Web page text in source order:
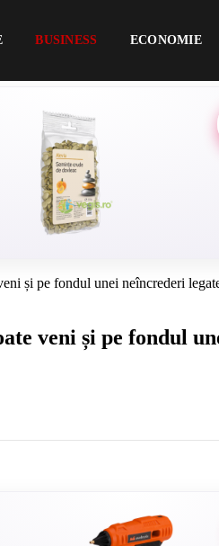
BUSINESS ECONOMIE
și pe fondul unei neîncrederi
veni și pe fondul